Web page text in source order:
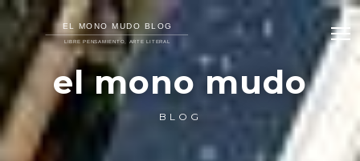
el mono mudo
BLOG